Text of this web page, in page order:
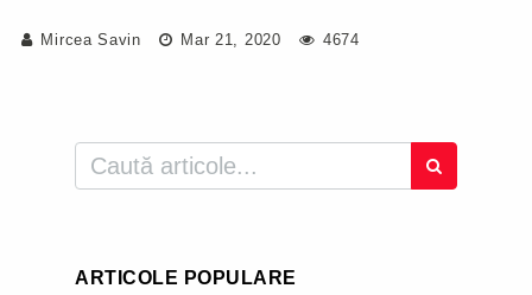
Mircea Savin Mar 21, 2020 4674
ARTICOLE POPULARE